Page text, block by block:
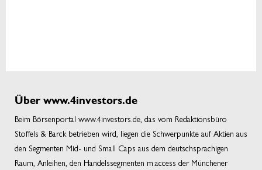
Über www.4investors.de
Beim Börsenportal www.4investors.de, das vom Redaktionsbüro
Stoffels & Barck betrieben wird, liegen die Schwerpunkte auf Aktien aus
den Segmenten Mid- und Small Caps aus dem deutschsprachigen
Raum, Anleihen, den Handelssegmenten m:access der Münchener